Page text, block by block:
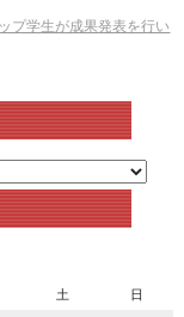
プ学生が成果発表を行い
土 日